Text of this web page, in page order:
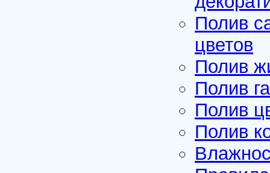
Полив
цветов
Полив
Полив
Полив
Полив